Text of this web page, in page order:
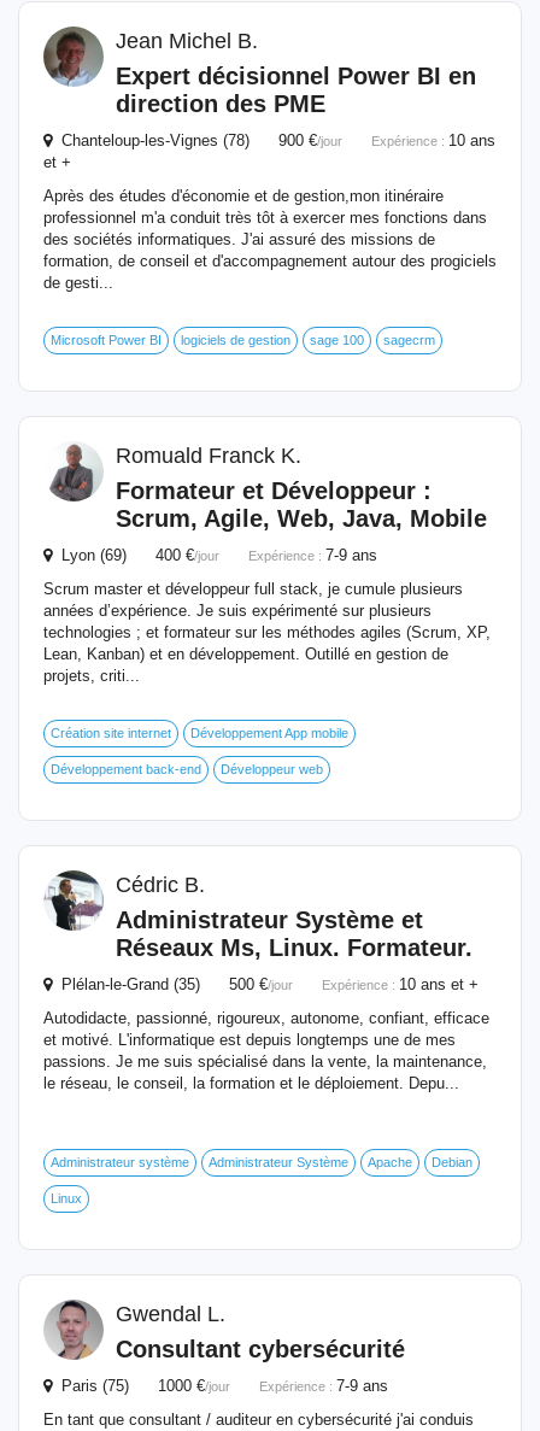
Jean Michel B.
Expert décisionnel Power BI en
direction des PME
Chanteloup-les-Vignes (78) 900 €/jour Expérience : 10 ans
et +
Après des études d'économie et de gestion,mon itinéraire
professionnel m'a conduit très tôt à exercer mes fonctions dans
des sociétés informatiques. J'ai assuré des missions de
formation, de conseil et d'accompagnement autour des progiciels
de gesti...
Microsoft Power BI logiciels de gestion sage 100 sagecrm
Romuald Franck K.
Formateur et Développeur :
Scrum, Agile, Web, Java, Mobile
Lyon (69) 400 €/jour Expérience : 7-9 ans
Scrum master et développeur full stack, je cumule plusieurs
années d’expérience. Je suis expérimenté sur plusieurs
technologies ; et formateur sur les méthodes agiles (Scrum, XP,
Lean, Kanban) et en développement. Outillé en gestion de
projets, criti...
Création site internet Développement App mobile
Développement back-end Développeur web
Cédric B.
Administrateur Système et
Réseaux Ms, Linux. Formateur.
Plélan-le-Grand (35) 500 €/jour Expérience : 10 ans et +
Autodidacte, passionné, rigoureux, autonome, confiant, efficace
et motivé. L'informatique est depuis longtemps une de mes
passions. Je me suis spécialisé dans la vente, la maintenance,
le réseau, le conseil, la formation et le déploiement. Depu...
Administrateur système Administrateur Système Apache Debian
Linux
Gwendal L.
Consultant cybersécurité
Paris (75) 1000 €/jour Expérience : 7-9 ans
En tant que consultant / auditeur en cybersécurité j'ai conduis